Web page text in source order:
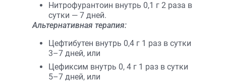
Нитрофурантоин внутрь 0,1 г 2 раза в
сутки — 7 дней.
Альтернативная терапия:
Цефтибутен внутрь 0,4 г 1 раз в сутки
3–7 дней, или
Цефиксим внутрь 0, 4 г 1 раз в сутки
5–7 дней, или